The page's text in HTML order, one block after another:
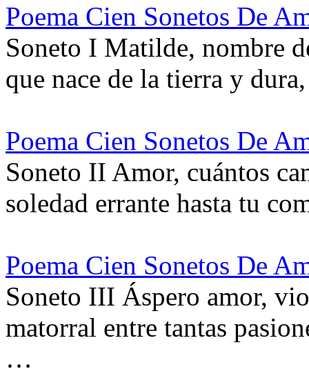
Poema Cien Sonetos De
Soneto I Matilde, nombre
que nace de la tierra y
Poema Cien Sonetos De
Soneto II Amor, cuántos
soledad errante hasta tu
Poema Cien Sonetos De
Soneto III Áspero amor,
matorral entre tantas
…